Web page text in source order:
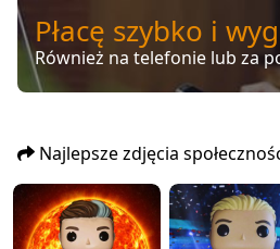
Płacę szybko i
Również na telefonie lub za
Najlepsze zdjęcia